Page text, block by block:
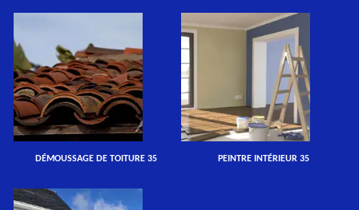
DÉMOUSSAGE DE TOITURE 35 PEINTRE INTÉRIEUR 35